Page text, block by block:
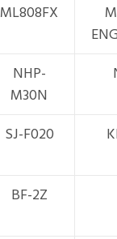
ML808FX
NHP-
M30N
SJ-F020
BF-2Z